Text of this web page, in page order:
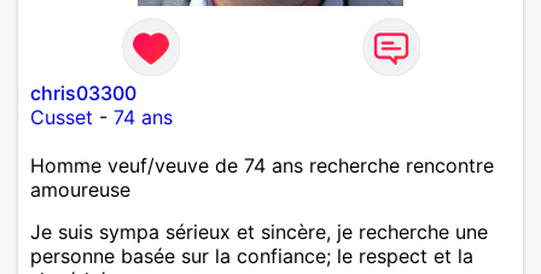
chris03300
Cusset - 74 ans
Homme veuf/veuve de 74 ans recherche rencontre
amoureuse
Je suis sympa sérieux et sincère, je recherche une
personne basée sur la confiance; le respect et la